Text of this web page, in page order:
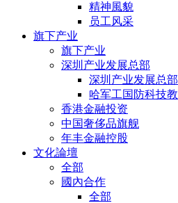
精神風貌
员工风采
旗下产业
旗下产业
深圳产业发展总部
深圳产业发展总部
哈军工国防科技
香港金融投资
中国奢侈品旗舰
年丰金融控股
文化論壇
全部
國內合作
全部